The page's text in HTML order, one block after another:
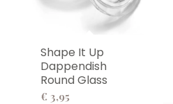
Shape It Up
Dappendish
Round Glass
€ 3,95